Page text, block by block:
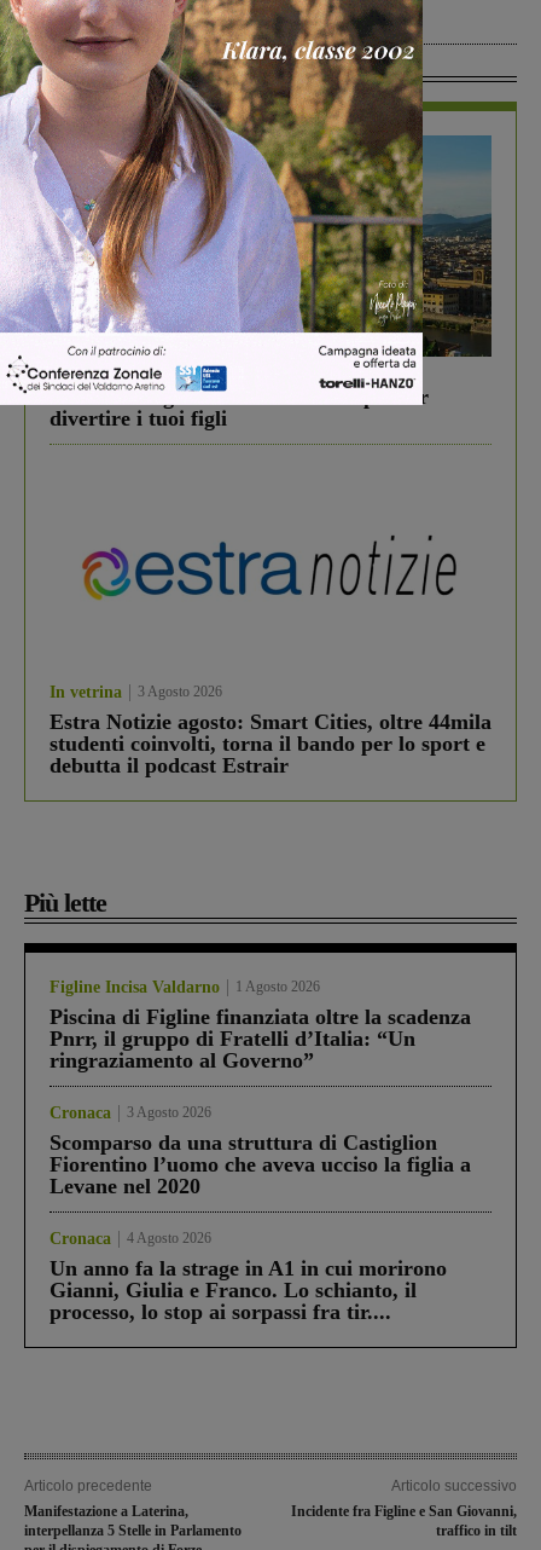
Calcio 8 Agosto 2026
In Vetrina
In vetrina 6 Agosto 2026
Gita di famiglia a Firenze: 5 idee per far
divertire i tuoi figli
In vetrina 3 Agosto 2026
Estra Notizie agosto: Smart Cities, oltre 44mila
studenti coinvolti, torna il bando per lo sport e
debutta il podcast Estrair
Più lette
Figline Incisa Valdarno 1 Agosto 2026
Piscina di Figline finanziata oltre la scadenza
Pnrr, il gruppo di Fratelli d’Italia: “Un
ringraziamento al Governo”
Cronaca 3 Agosto 2026
Scomparso da una struttura di Castiglion
Fiorentino l’uomo che aveva ucciso la figlia a
Levane nel 2020
Cronaca 4 Agosto 2026
Un anno fa la strage in A1 in cui morirono
Gianni, Giulia e Franco. Lo schianto, il
processo, lo stop ai sorpassi fra tir....
Articolo precedente
Manifestazione a Laterina,
interpellanza 5 Stelle in Parlamento
Articolo successivo
Incidente fra Figline e San Giovanni,
traffico in tilt